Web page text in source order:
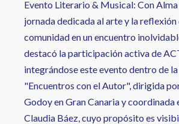
Evento Literario & Musical: Con
jornada dedicada al arte y la reflexión
comunidad en un encuentro
destacó la participación activa de
integrándose este evento dentro de
"Encuentros con el Autor", dirigida
Godoy en Gran Canaria y coordinada
Claudia Báez, cuyo propósito es